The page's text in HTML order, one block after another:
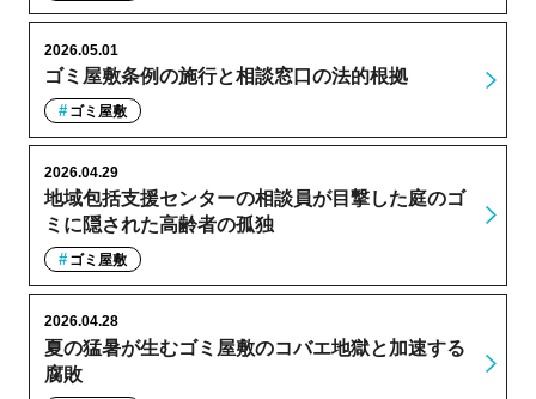
ゴミ屋敷条例の施行と相談窓口の法的根拠
2026.05.01
ゴミ屋敷
地域包括支援センターの相談員が目撃した庭のゴ
ミに隠された高齢者の孤独
2026.04.29
ゴミ屋敷
夏の猛暑が生むゴミ屋敷のコバエ地獄と加速する
腐敗
2026.04.28